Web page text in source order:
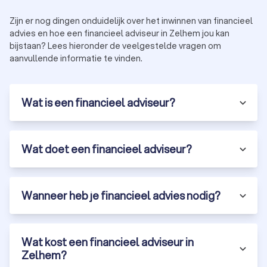
Zelhem en begin met het opbouwen van je financiële
toekomst.
financiële situatie. Een financieel adviseur helpt je
Advies over belastingaftrek, zoals
hypotheekrenteaftrek of giften.
Het opstellen van een fiscaal gunstig plan voor
pensioenopbouw of beleggen.
van dubbele belasting bij internationaal inkomen.
top 10 belastingadviseurs
in Zelhem en laat je
belastingszaken professioneel regelen door een erkend
Zijn er nog dingen onduidelijk over het inwinnen van financieel
advies en hoe een financieel adviseur in Zelhem jou kan
bijstaan? Lees hieronder de veelgestelde vragen om
aanvullende informatie te vinden.
Wat is een financieel adviseur?
Wat doet een financieel adviseur?
Wanneer heb je financieel advies nodig?
Wat kost een financieel adviseur in
Zelhem?